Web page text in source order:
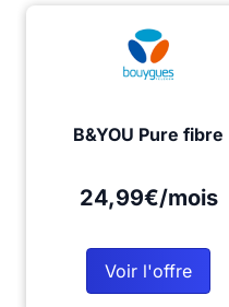
B&YOU Pure fibre
24,99€/mois
Voir l'offre